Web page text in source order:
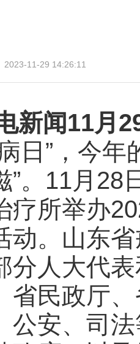
2023-11-29 14:26:11
新闻11月
日”，今
”。11月28
疗所举办
动。山东
分人大代
省民政厅
公安、司